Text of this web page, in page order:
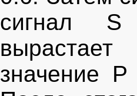
сигнал S
значение Р